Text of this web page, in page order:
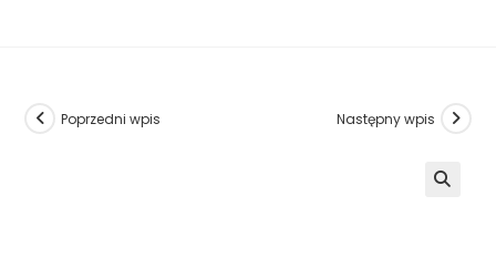
Poprzedni wpis Następny wpis